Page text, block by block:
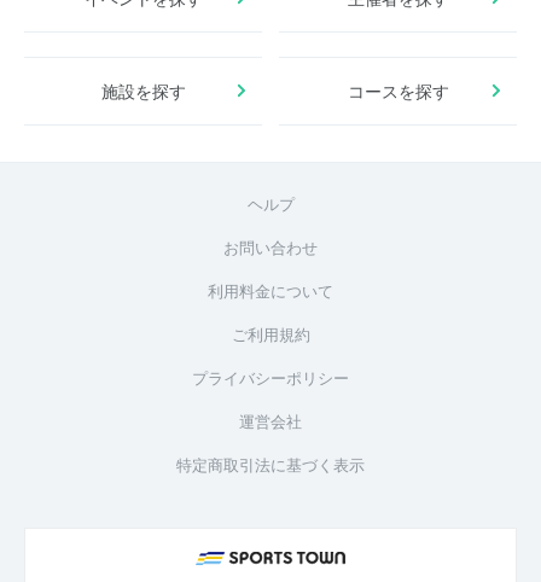
施設を探す コースを探す
ヘルプ
お問い合わせ
利用料金について
ご利用規約
プライバシーポリシー
運営会社
特定商取引法に基づく表示